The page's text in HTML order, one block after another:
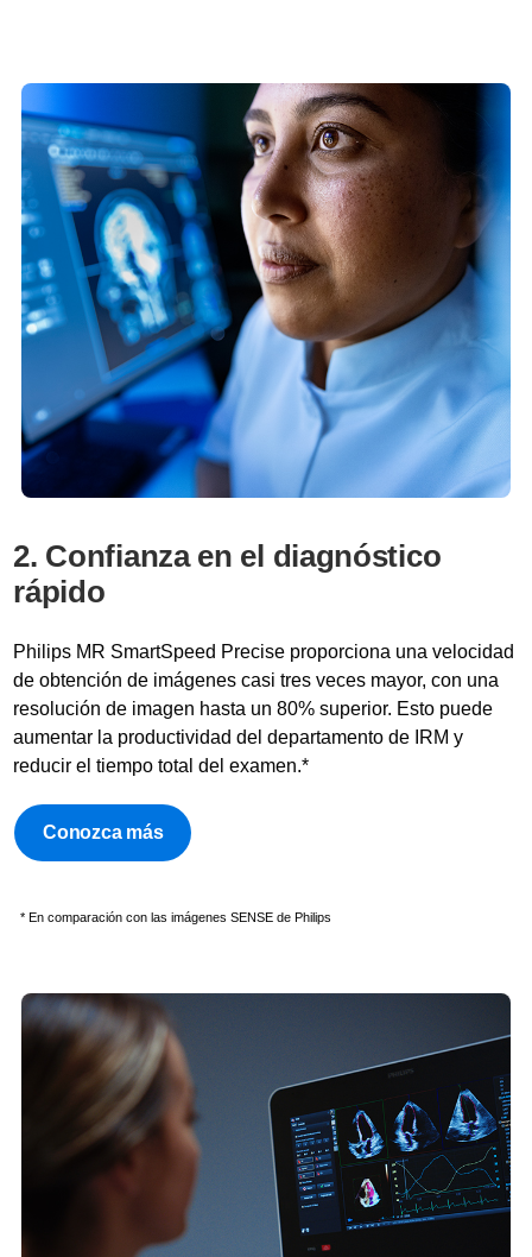
2. Confianza en el diagnóstico
rápido
Philips MR SmartSpeed Precise proporciona una velocidad
de obtención de imágenes casi tres veces mayor, con una
resolución de imagen hasta un 80% superior. Esto puede
aumentar la productividad del departamento de IRM y
reducir el tiempo total del examen.*
Conozca más
* En comparación con las imágenes SENSE de Philips